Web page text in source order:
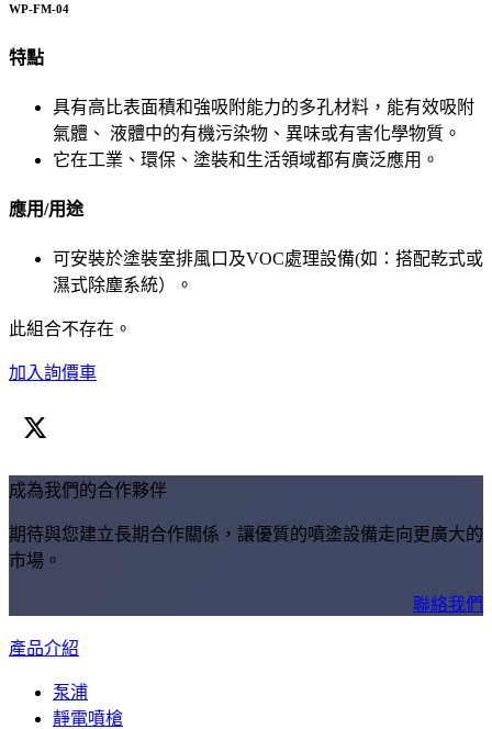
WP-FM-04
特點
具有高比表面積和強吸附能力的多孔材料，能有效吸附
氣體、 液體中的有機污染物、異味或有害化學物質。
它在工業、環保、塗裝和生活領域都有廣泛應用。
應用/用途
可安裝於塗裝室排風口及VOC處理設備(如：搭配乾式或
濕式除塵系統）。
此組合不存在。
加入詢價車
成為我們的合作夥伴
期待與您建立長期合作關係，讓優質的噴塗設備走向更廣大的
市場。
聯絡我們
產品介紹
泵浦
靜電噴槍